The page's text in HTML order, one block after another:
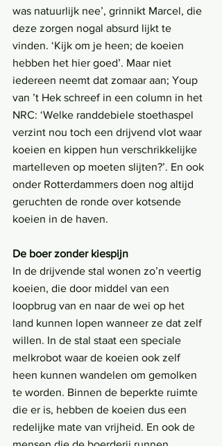
was natuurlijk nee’, grinnikt Marcel, die
deze zorgen nogal absurd lijkt te
vinden. ‘Kijk om je heen; de koeien
hebben het hier goed’. Maar niet
iedereen neemt dat zomaar aan; Youp
van ’t Hek schreef in een column in het
NRC: ‘Welke randdebiele stoethaspel
verzint nou toch een drijvend vlot waar
koeien en kippen hun verschrikkelijke
martelleven op moeten slijten?’. En ook
onder Rotterdammers doen nog altijd
geruchten de ronde over kotsende
koeien in de haven.
De boer zonder kiespijn
In de drijvende stal wonen zo’n veertig
koeien, die door middel van een
loopbrug van en naar de wei op het
land kunnen lopen wanneer ze dat zelf
willen. In de stal staat een speciale
melkrobot waar de koeien ook zelf
heen kunnen wandelen om gemolken
te worden. Binnen de beperkte ruimte
die er is, hebben de koeien dus een
redelijke mate van vrijheid. En ook de